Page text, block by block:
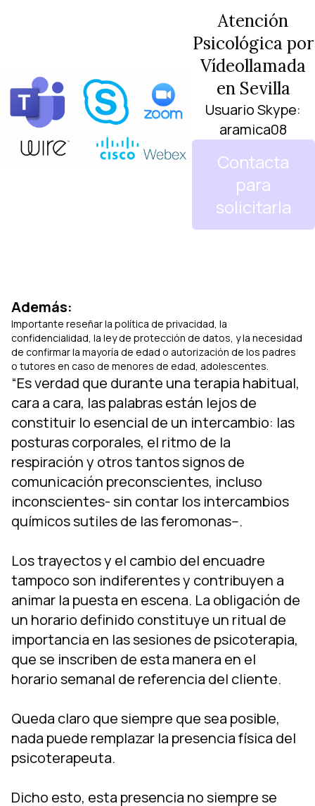
Atención
Psicológica por
Vídeollamada
en Sevilla
Usuario Skype:
aramica08
Contacta
para
solicitarla
Además:
Importante reseñar la política de privacidad, la
confidencialidad, la ley de protección de datos, y la necesidad
de confirmar la mayoría de edad o autorización de los padres
o tutores en caso de menores de edad, adolescentes.
“Es verdad que durante una terapia habitual,
cara a cara, las palabras están lejos de
constituir lo esencial de un intercambio: las
posturas corporales, el ritmo de la
respiración y otros tantos signos de
comunicación preconscientes, incluso
inconscientes- sin contar los intercambios
químicos sutiles de las feromonas--.
Los trayectos y el cambio del encuadre
tampoco son indiferentes y contribuyen a
animar la puesta en escena. La obligación de
un horario definido constituye un ritual de
importancia en las sesiones de psicoterapia,
que se inscriben de esta manera en el
horario semanal de referencia del cliente.
Queda claro que siempre que sea posible,
nada puede remplazar la presencia física del
psicoterapeuta.
Dicho esto, esta presencia no siempre se